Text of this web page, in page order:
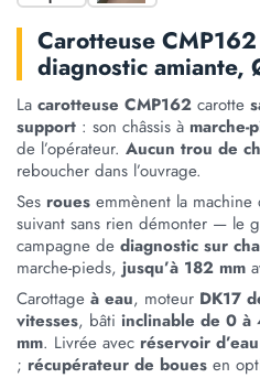
Carotteuse
diagnostic amiante,
La carotteuse CMP162 carotte
support : son châssis à marche-
de l’opérateur. Aucun trou de
reboucher dans l’ouvrage.
Ses roues emmènent la
suivant sans rien démonter — le
campagne de diagnostic sur
marche-pieds, jusqu’à 182 mm
Carottage à eau, moteur DK17
vitesses, bâti inclinable de 0 à
mm. Livrée avec réservoir
; récupérateur de boues en